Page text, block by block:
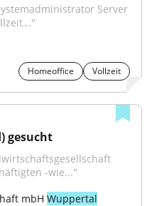
Server
Homeoffice Vollzeit
gesucht
-wie..."
mbH Wuppertal